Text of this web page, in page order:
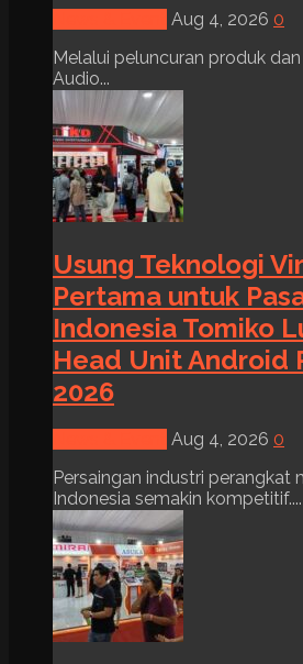
Aug 4, 2026 0
Melalui peluncuran produk
Audio...
Usung Teknologi
Pertama untuk
Indonesia Tomiko
Head Unit Android
2026
Aug 4, 2026 0
Persaingan industri
Indonesia semakin kompetitif....